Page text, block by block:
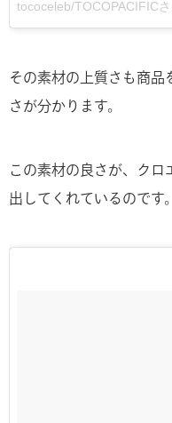
その素材の上質さも商
さが分かります。
この素材の良さが、クロ
出してくれているのです。